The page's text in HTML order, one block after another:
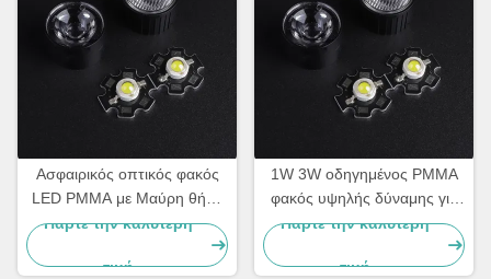
Ασφαιρικός οπτικός φακός
LED PMMA με Μαύρη θήκη
για Spot Light LED | Γωνία
Πάρτε την καλύτερη
τιμή
1W 3W οδηγημένος PMMA
φακός υψηλής δύναμης για
το ασφαιρικό οδηγημένο
Πάρτε την καλύτερη
τιμή